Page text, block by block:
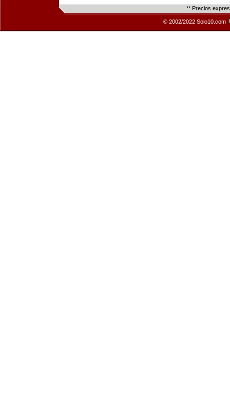
** Precios
© 2002/2022 Solo10.com